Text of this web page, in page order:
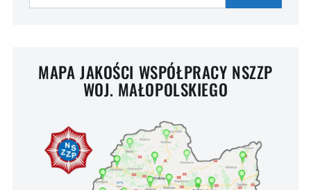
MAPA JAKOŚCI WSPÓŁPRACY NSZZP
WOJ. MAŁOPOLSKIEGO